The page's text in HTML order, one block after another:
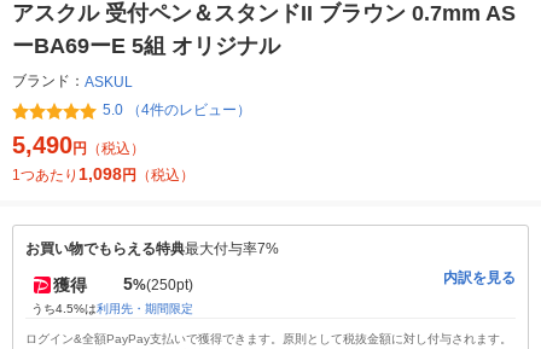
アスクル 受付ペン＆スタンドII ブラウン 0.7mm AS
ーBA69ーE 5組 オリジナル
ブランド： ASKUL
5.0 （4件のレビュー）
5,490円
（税込）
1つあたり 1,098円 （税込）
お買い物でもらえる特典最大付与率7%
獲得 5%(250pt)
うち4.5%は利用先・期間限定
内訳を見る
ログイン&全額PayPay支払いで獲得できます。原則として税抜金額に対し付与されます。